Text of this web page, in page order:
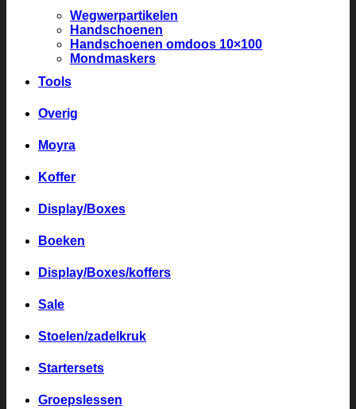
Wegwerpartikelen
Handschoenen
Handschoenen omdoos 10×100
Mondmaskers
Tools
Overig
Moyra
Koffer
Display/Boxes
Boeken
Display/Boxes/koffers
Sale
Stoelen/zadelkruk
Startersets
Groepslessen